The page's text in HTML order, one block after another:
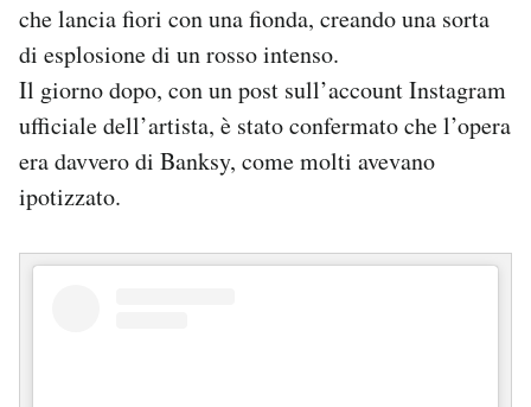
AREA PERSONALE
Area Personale
Newsletter
Hai bisogno di aiuto?
che lancia fiori con una fionda, creando una sorta
di esplosione di un rosso intenso.
Il giorno dopo, con un post sull’account Instagram
ufficiale dell’artista, è stato confermato che l’opera
era davvero di Banksy, come molti avevano
ipotizzato.